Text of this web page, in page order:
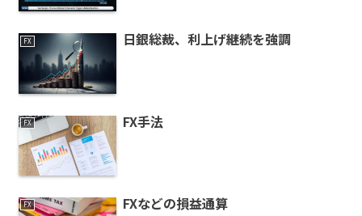
FX 日銀総裁、利上げ継続を強調
FX FX手法
FX FXなどの損益通算